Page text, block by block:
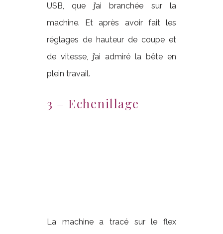
USB, que j’ai branchée sur la
machine. Et après avoir fait les
réglages de hauteur de coupe et
de vitesse, j’ai admiré la bête en
plein travail.
3 – Echenillage
La machine a tracé sur le flex